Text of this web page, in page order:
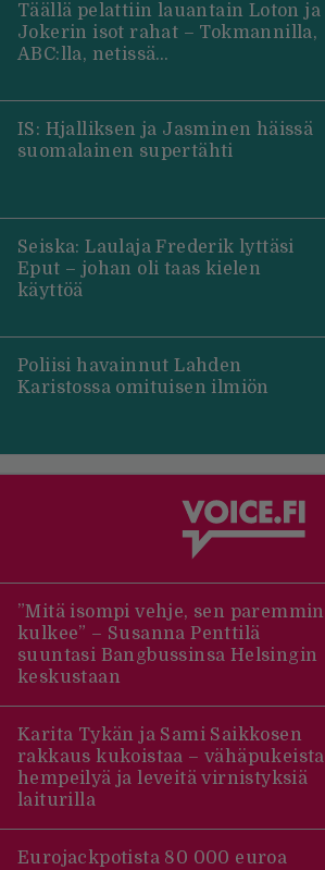
Täällä pelattiin lauantain Loton ja
Jokerin isot rahat – Tokmannilla,
ABC:lla, netissä…
IS: Hjalliksen ja Jasminen häissä
suomalainen supertähti
Seiska: Laulaja Frederik lyttäsi
Eput – johan oli taas kielen
käyttöä
Poliisi havainnut Lahden
Karistossa omituisen ilmiön
”Mitä isompi vehje, sen paremmin
kulkee” – Susanna Penttilä
suuntasi Bangbussinsa Helsingin
keskustaan
Karita Tykän ja Sami Saikkosen
rakkaus kukoistaa – vähäpukeista
hempeilyä ja leveitä virnistyksiä
laiturilla
Eurojackpotista 80 000 euroa